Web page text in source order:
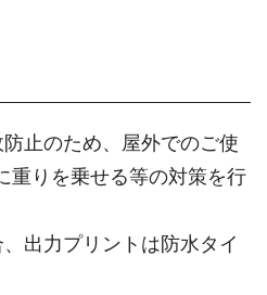
止のため、屋外でのご使
重りを乗せる等の対策を行
出力プリントは防水タイ